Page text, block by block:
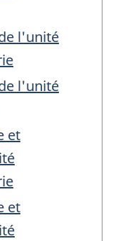
l'unité
l'unité
et
et